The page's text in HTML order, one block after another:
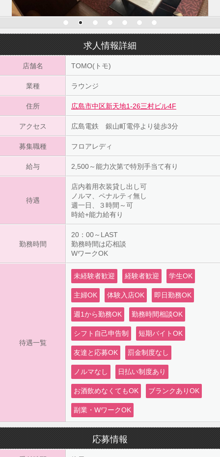
求人情報詳細
店舗名 TOMO(トモ)
業種 ラウンジ
住所 広島市中区新天地1-26三村ビル4F
アクセス 広島電鉄 銀山町電停より徒歩3分
募集職種 フロアレディ
給与 2,500～能力次第で特別手当て有り
待遇
店内着用衣装貸し出し可
ノルマ、ペナルティ無し
週一日、３時間～可
時給+能力給有り
勤務時間
20：00～LAST
勤務時間は応相談
WワークOK
待遇一覧
未経験者歓迎 経験者歓迎 学生OK
主婦OK 体験入店OK 即日勤務OK
週1から勤務OK 勤務時間相談OK
シフト自己申告制 短期バイトOK
友達と応募OK 罰金制度なし
ノルマなし 日払い制度あり
お酒飲めなくてもOK ブランクありOK
副業・WワークOK
応募情報